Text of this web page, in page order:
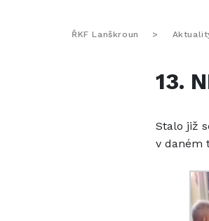
ŘKF Lanškroun >
13.
Stalo již
v daném